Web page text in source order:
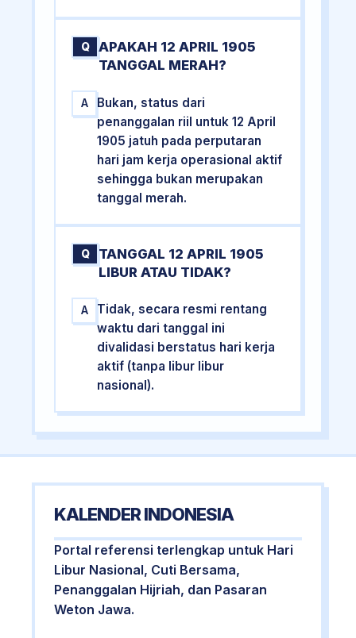
Q
APAKAH 12 APRIL 1905
TANGGAL MERAH?
A
Bukan, status dari
penanggalan riil untuk 12 April
1905 jatuh pada perputaran
hari jam kerja operasional aktif
sehingga bukan merupakan
tanggal merah.
Q
TANGGAL 12 APRIL 1905
LIBUR ATAU TIDAK?
A
Tidak, secara resmi rentang
waktu dari tanggal ini
divalidasi berstatus hari kerja
aktif (tanpa libur libur
nasional).
KALENDER INDONESIA
Portal referensi terlengkap untuk Hari
Libur Nasional, Cuti Bersama,
Penanggalan Hijriah, dan Pasaran
Weton Jawa.